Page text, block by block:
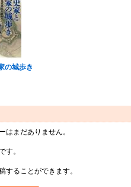
の城歩き
はまだありません。
す。
することができます。